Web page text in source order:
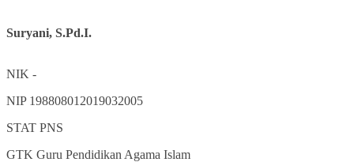
Suryani, S.Pd.I.
NIK -
NIP 198808012019032005
STAT PNS
GTK Guru Pendidikan Agama Islam